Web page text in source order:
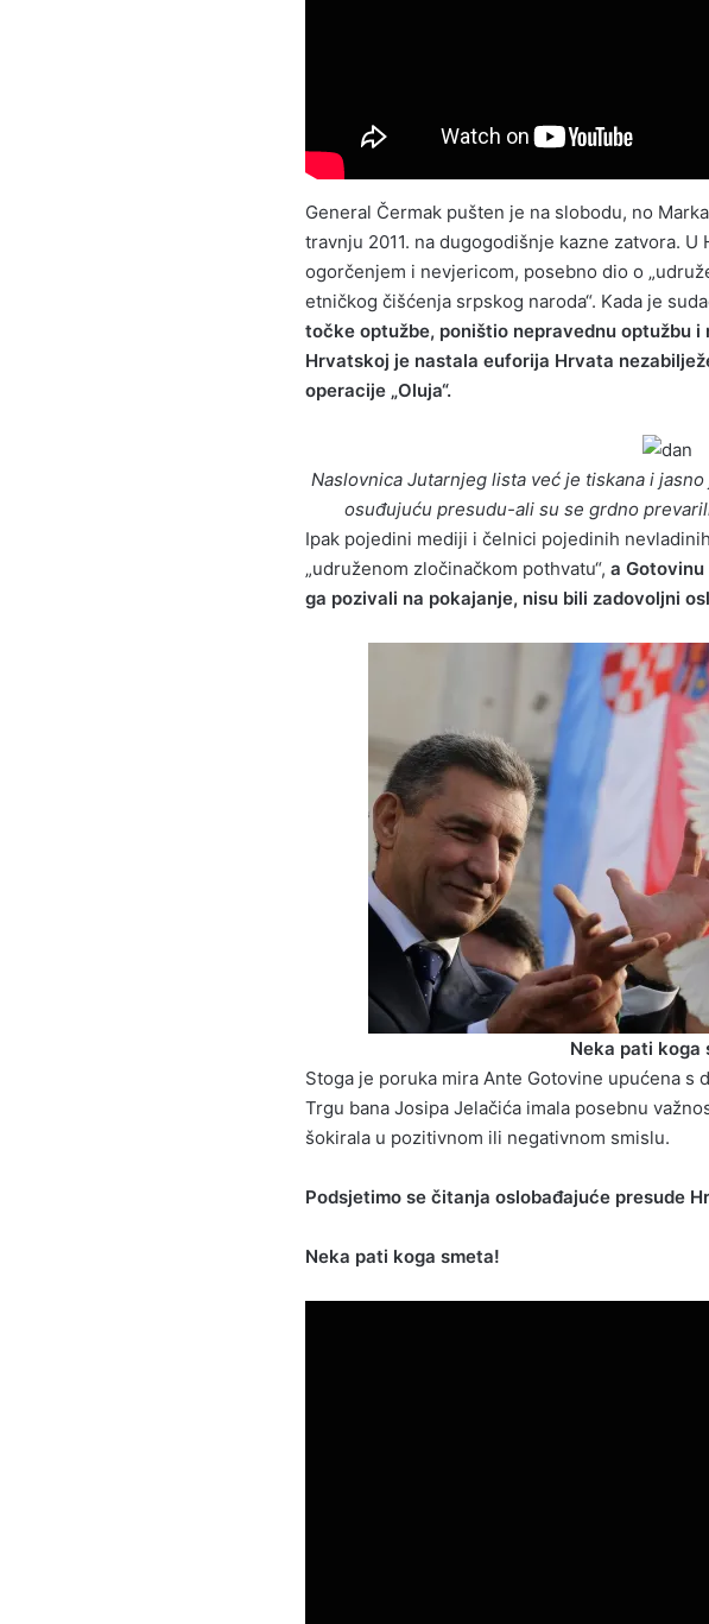
General Čermak pušten je na slobodu, no
travnju 2011. na dugogodišnje kazne zatvora.
ogorčenjem i nevjericom, posebno dio o
etničkog čišćenja srpskog naroda“. Kada je
točke optužbe, poništio nepravednu optužbu
Hrvatskoj je nastala euforija Hrvata
operacije „Oluja“.
Naslovnica Jutarnjeg lista već je tiskana i
osuđujuću presudu-ali su se grdno
Ipak pojedini mediji i čelnici pojedinih
„udruženom zločinačkom pothvatu“, a
ga pozivali na pokajanje, nisu bili zadovoljni
Neka pati koga
Stoga je poruka mira Ante Gotovine upućena s
Trgu bana Josipa Jelačića imala posebnu
šokirala u pozitivnom ili negativnom smislu.
Podsjetimo se čitanja oslobađajuće presude
Neka pati koga smeta!